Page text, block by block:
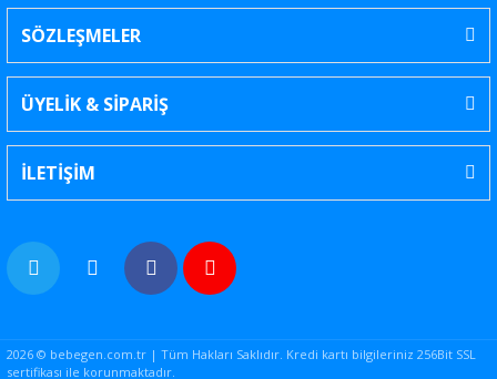
SÖZLEŞMELER
ÜYELİK & SİPARİŞ
İLETİŞİM
2026 © bebegen.com.tr | Tüm Hakları Saklıdır. Kredi kartı bilgileriniz 256Bit SSL
sertifikası ile korunmaktadır.